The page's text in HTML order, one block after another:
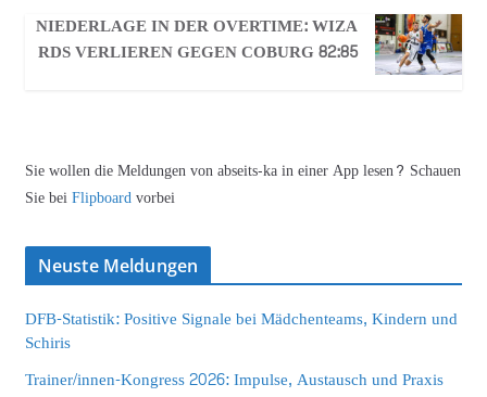
NIEDERLAGE IN DER OVERTIME: WIZA
RDS VERLIEREN GEGEN COBURG 82:85
Sie wollen die Meldungen von abseits-ka in einer App lesen? Schauen
Sie beiFlipboardvorbei
Neuste Meldungen
DFB-Statistik: Positive Signale bei Mädchenteams, Kindern und
Schiris
Trainer/innen-Kongress 2026: Impulse, Austausch und Praxis